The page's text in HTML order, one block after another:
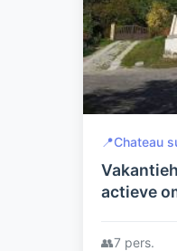
📍Chateau
actieve
1
👥7 pers.